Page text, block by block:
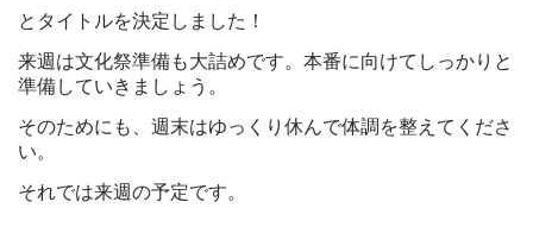
とタイトルを決定しました！
来週は文化祭準備も大詰めです。本番に向けてしっかりと
準備していきましょう。
そのためにも、週末はゆっくり休んで体調を整えてくださ
い。
それでは来週の予定です。